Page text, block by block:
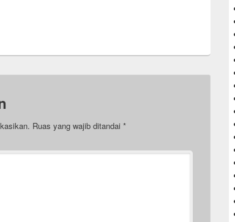
Ruas yang wajib ditandai *